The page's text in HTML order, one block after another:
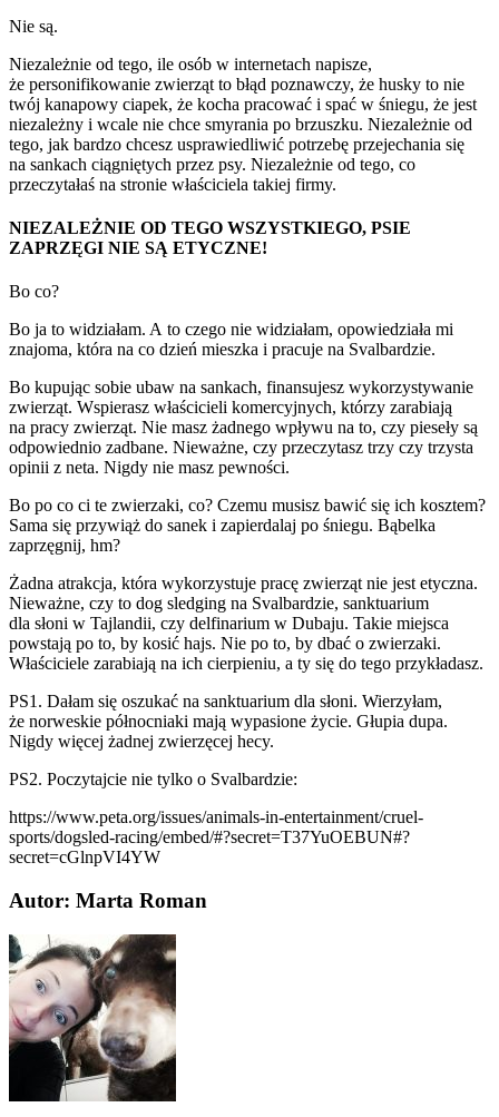
Nie są.
Niezależnie od tego, ile osób w internetach napisze,
że personifikowanie zwierząt to błąd poznawczy, że husky to nie
twój kanapowy ciapek, że kocha pracować i spać w śniegu, że jest
niezależny i wcale nie chce smyrania po brzuszku. Niezależnie od
tego, jak bardzo chcesz usprawiedliwić potrzebę przejechania się
na sankach ciągniętych przez psy. Niezależnie od tego, co
przeczytałaś na stronie właściciela takiej firmy.
NIEZALEŻNIE OD TEGO WSZYSTKIEGO, PSIE
ZAPRZĘGI NIE SĄ ETYCZNE!
Bo co?
Bo ja to widziałam. A to czego nie widziałam, opowiedziała mi
znajoma, która na co dzień mieszka i pracuje na Svalbardzie.
Bo kupując sobie ubaw na sankach, finansujesz wykorzystywanie
zwierząt. Wspierasz właścicieli komercyjnych, którzy zarabiają
na pracy zwierząt. Nie masz żadnego wpływu na to, czy pieseły są
odpowiednio zadbane. Nieważne, czy przeczytasz trzy czy trzysta
opinii z neta. Nigdy nie masz pewności.
Bo po co ci te zwierzaki, co? Czemu musisz bawić się ich kosztem?
Sama się przywiąż do sanek i zapierdalaj po śniegu. Bąbelka
zaprzęgnij, hm?
Żadna atrakcja, która wykorzystuje pracę zwierząt nie jest etyczna.
Nieważne, czy to dog sledging na Svalbardzie, sanktuarium
dla słoni w Tajlandii, czy delfinarium w Dubaju. Takie miejsca
powstają po to, by kosić hajs. Nie po to, by dbać o zwierzaki.
Właściciele zarabiają na ich cierpieniu, a ty się do tego przykładasz.
PS1. Dałam się oszukać na sanktuarium dla słoni. Wierzyłam,
że norweskie północniaki mają wypasione życie. Głupia dupa.
Nigdy więcej żadnej zwierzęcej hecy.
PS2. Poczytajcie nie tylko o Svalbardzie:
https://www.peta.org/issues/animals-in-entertainment/cruel-
sports/dogsled-racing/embed/#?secret=T37YuOEBUN#?
secret=cGlnpVI4YW
Autor: Marta Roman